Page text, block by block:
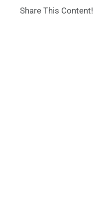
Share This Content!